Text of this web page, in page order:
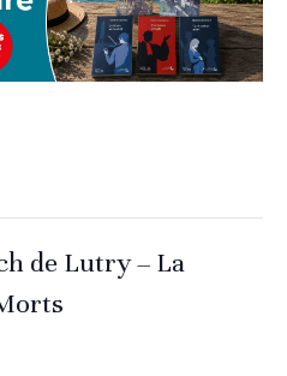
de Lutry – La